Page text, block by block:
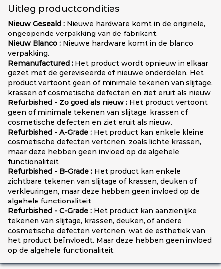
Uitleg productcondities
Nieuw Geseald : Nieuwe hardware komt in de originele,
ongeopende verpakking van de fabrikant.
Nieuw Blanco : Nieuwe hardware komt in de blanco
verpakking.
Remanufactured : Het product wordt opnieuw in elkaar
gezet met de gereviseerde of nieuwe onderdelen. Het
product vertoont geen of minimale tekenen van slijtage,
krassen of cosmetische defecten en ziet eruit als nieuw
Refurbished - Zo goed als nieuw : Het product vertoont
geen of minimale tekenen van slijtage, krassen of
cosmetische defecten en ziet eruit als nieuw.
Refurbished - A-Grade : Het product kan enkele kleine
cosmetische defecten vertonen, zoals lichte krassen,
maar deze hebben geen invloed op de algehele
functionaliteit
Refurbished - B-Grade : Het product kan enkele
zichtbare tekenen van slijtage of krassen, deuken of
verkleuringen, maar deze hebben geen invloed op de
algehele functionaliteit
Refurbished - C-Grade : Het product kan aanzienlijke
tekenen van slijtage, krassen, deuken, of andere
cosmetische defecten vertonen, wat de esthetiek van
het product beïnvloedt. Maar deze hebben geen invloed
op de algehele functionaliteit.